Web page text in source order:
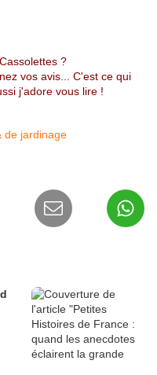
?
vos avis... C'est ce qui
j'adore vous lire !
de jardinage